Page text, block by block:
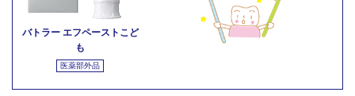
バトラー エフペーストこど
も
医薬部外品